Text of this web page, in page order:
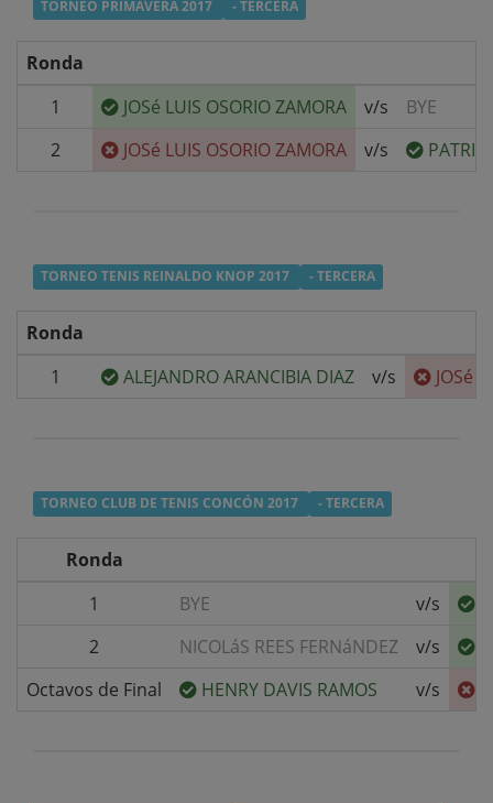
TORNEO PRIMAVERA 2017 - TERCERA
Ronda
1
JOSé LUIS OSORIO ZAMORA v/s
BYE
2
JOSé LUIS OSORIO ZAMORA v/s
TORNEO TENIS REINALDO KNOP 2017 - TERCERA
Ronda
1
ALEJANDRO ARANCIBIA DIAZ v/s JOSé
TORNEO CLUB DE TENIS CONCÓN 2017 - TERCERA
Ronda
1
BYE v/s
2
NICOLáS REES FERNáNDEZ v/s
Octavos de Final
HENRY DAVIS RAMOS v/s